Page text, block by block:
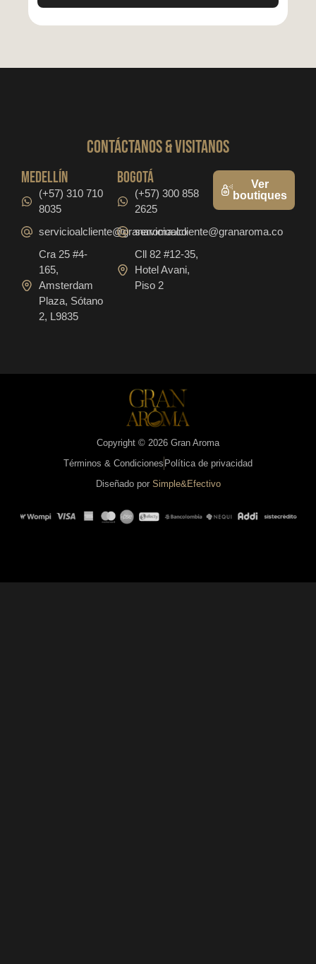
CONTáCTanos & VISITANOS
medellín
(+57) 310 710
8035
servicioalcliente@granaroma.co
Cra 25 #4-
165,
Amsterdam
Plaza, Sótano
2, L9835
bogotá
(+57) 300 858
2625
servicioalcliente@granaroma.co
Cll 82 #12-35,
Hotel Avani,
Piso 2
Ver
boutiques
Copyright © 2026 Gran Aroma
Términos & Condiciones Política de privacidad
Diseñado por Simple&Efectivo